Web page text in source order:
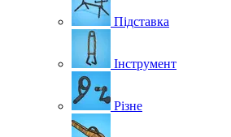
Підставка
Інструмент
Різне